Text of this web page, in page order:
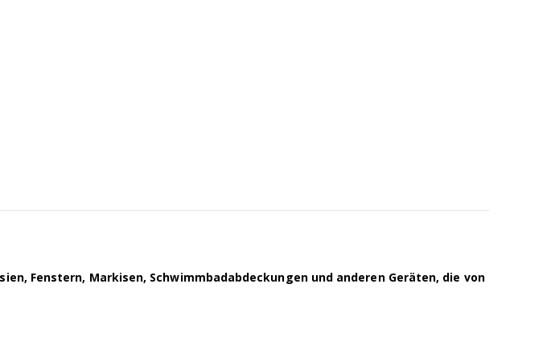
Fenstern, Markisen, Schwimmbadabdeckungen und anderen Geräten, die von